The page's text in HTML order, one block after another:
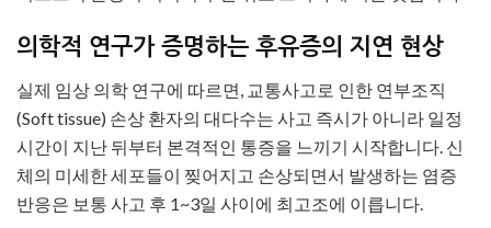
의학적 연구가 증명하는 후유증의 지연 현상
실제 임상 의학 연구에 따르면, 교통사고로 인한 연부조직
(Soft tissue) 손상 환자의 대다수는 사고 즉시가 아니라 일정
시간이 지난 뒤부터 본격적인 통증을 느끼기 시작합니다. 신
체의 미세한 세포들이 찢어지고 손상되면서 발생하는 염증
반응은 보통 사고 후 1~3일 사이에 최고조에 이릅니다.